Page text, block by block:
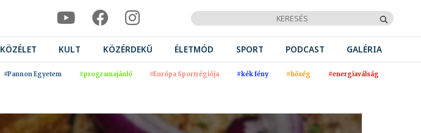
KÖZÉLET KULT KÖZÉRDEKŰ ÉLETMÓD SPORT PODCAST GALÉRIA
#Pannon Egyetem #programajánló #Európa Sportrégiója #kék fény #hőség #energiaválság